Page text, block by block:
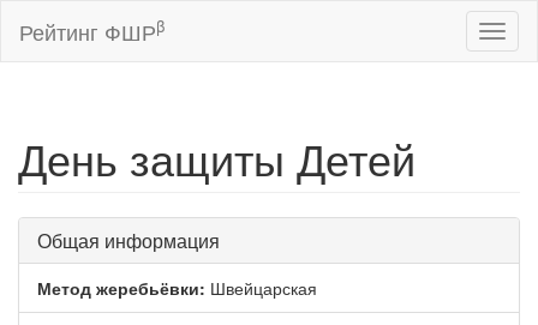
Рейтинг ФШРβ
День защиты Детей
Общая информация
Метод жеребьёвки: Швейцарская